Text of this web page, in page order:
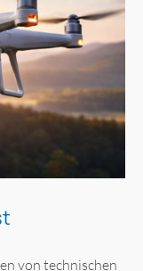
von technischen